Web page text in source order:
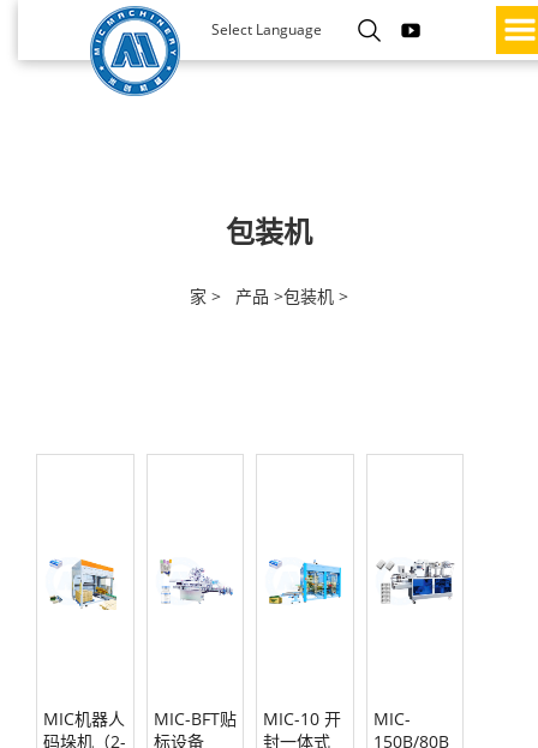
Select Language
包装机
家 > 产品 >包装机 >
MIC机器人
码垛机（2-
MIC-BFT贴
标设备
MIC-10 开
封一体式
MIC-
150B/80B